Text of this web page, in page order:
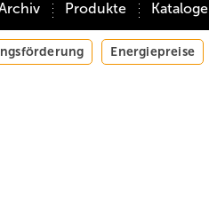
Produkte Kataloge
Energiepreise